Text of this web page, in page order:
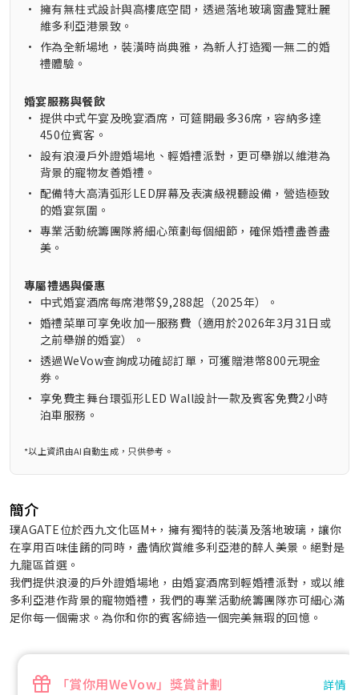
• 擁有無柱式設計與高樓底空間，透過落地玻璃窗盡覽壯麗
維多利亞港景致。
• 作為全新場地，裝潢時尚典雅，為新人打造獨一無二的婚
禮體驗。
婚宴服務與餐飲
• 提供中式午宴及晚宴酒席，可筵開最多36席，容納多達
450位賓客。
• 設有浪漫戶外證婚場地、輕婚禮派對，更可舉辦以維港為
背景的寵物友善婚禮。
• 配備特大高清弧形LED屏幕及表演級視聽設備，營造極致
的婚宴氛圍。
• 專業活動統籌團隊將細心策劃每個細節，確保婚禮盡善盡
美。
專屬禮遇與優惠
• 中式婚宴酒席每席港幣$9,288起（2025年）。
• 婚禮菜單可享免收加一服務費（適用於2026年3月31日或
之前舉辦的婚宴）。
• 透過WeVow查詢成功確認訂單，可獲贈港幣800元現金
券。
• 享免費主舞台環弧形LED Wall設計一款及賓客免費2小時
泊車服務。
*以上資訊由AI自動生成，只供參考。
簡介
璞AGATE位於西九文化區M+，擁有獨特的裝潢及落地玻璃，讓你
在享用百味佳餚的同時，盡情欣賞維多利亞港的醉人美景。絕對是
九龍區首選。
我們提供浪漫的戶外證婚場地，由婚宴酒席到輕婚禮派對，或以維
多利亞港作背景的寵物婚禮，我們的專業活動統籌團隊亦可細心滿
足你每一個需求。為你和你的賓客締造一個完美無瑕的回憶。
「賞你用WeVow」獎賞計劃 詳情